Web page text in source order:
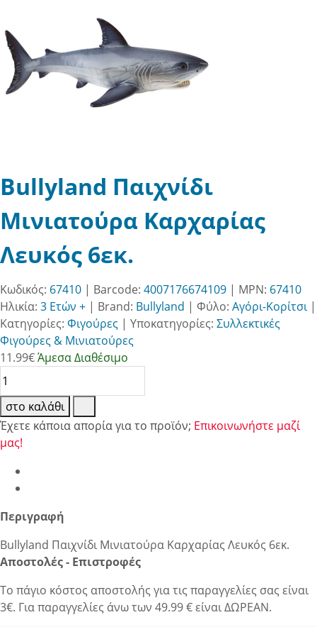
Bullyland Παιχνίδι
Μινιατούρα Καρχαρίας
Λευκός 6εκ.
Κωδικός: 67410 | Barcode: 4007176674109 | MPN: 67410
Ηλικία: 3 Ετών + | Brand: Bullyland | Φύλο: Αγόρι-Κορίτσι|
Κατηγορίες: Φιγούρες | Υποκατηγορίες: Συλλεκτικές
Φιγούρες & Μινιατούρες
11.99€Άμεσα Διαθέσιμο
στο καλάθι
Έχετε κάποια απορία για το προϊόν; Επικοινωνήστε μαζί
μας!
Περιγραφή
Bullyland Παιχνίδι Μινιατούρα Καρχαρίας Λευκός 6εκ.
Αποστολές - Επιστροφές
Το πάγιο κόστος αποστολής για τις παραγγελίες σας είναι
3€. Για παραγγελίες άνω των 49.99 € είναι ΔΩΡΕΑΝ.